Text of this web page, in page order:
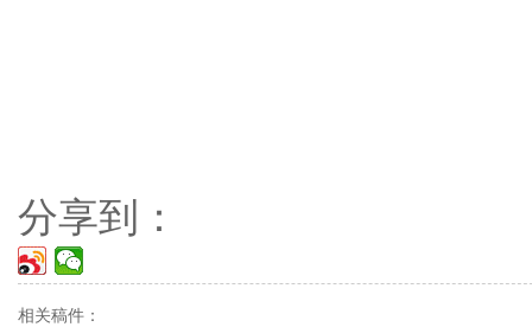
分享到：
相关稿件：